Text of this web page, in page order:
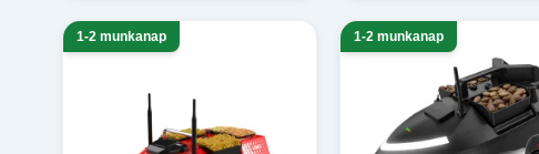
1-2 munkanap 1-2 munkanap